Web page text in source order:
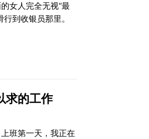
女人完全无视“最
到收银员那里。
求的工作
班第一天，我正在